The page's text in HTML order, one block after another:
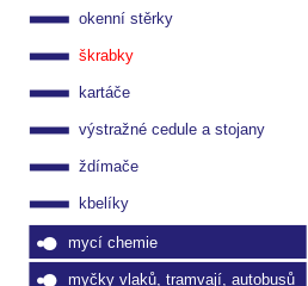
okenní stěrky
škrabky
kartáče
výstražné cedule a stojany
ždímače
kbelíky
mycí chemie
myčky vlaků, tramvají, autobusů